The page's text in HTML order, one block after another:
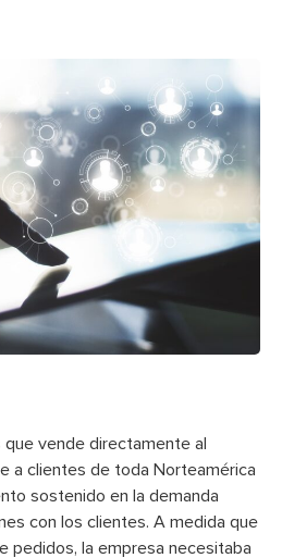
vende directamente al
a clientes de toda Norteamérica
sostenido en la demanda
con los clientes. A medida que
pedidos, la empresa necesitaba